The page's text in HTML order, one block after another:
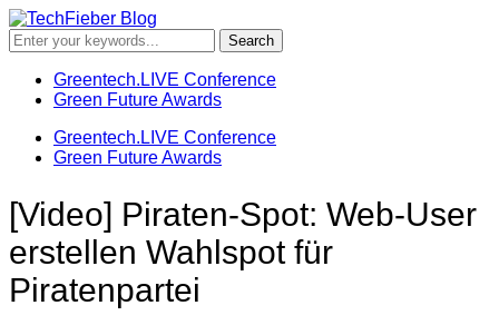
Greentech.LIVE Conference
Green Future Awards
Greentech.LIVE Conference
Green Future Awards
[Video] Piraten-Spot: Web-User
erstellen Wahlspot für
Piratenpartei